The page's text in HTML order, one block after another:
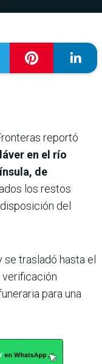
reportó
en el río
de
los restos
del
trasladó hasta el
verificación
para una